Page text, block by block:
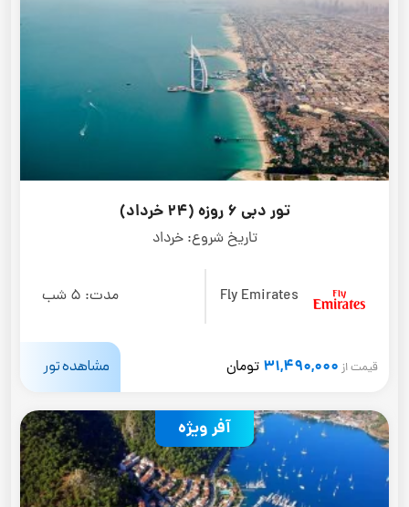
تور دبی 6 روزه (24 خرداد)
تاریخ شروع: خرداد
Fly Emirates مدت: 5 شب
قیمت از 31,490,000 تومان مشاهده تور
آفر ویژه